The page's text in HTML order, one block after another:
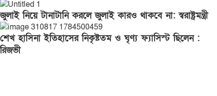
জুলাই নিয়ে টানাটানি করলে জুলাই কারও থাকবে না: স্বরাষ্ট্রমন্ত্রী
শেখ হাসিনা ইতিহাসের নিকৃষ্টতম ও ঘৃণ্য ফ্যাসিস্ট ছিলেন :
রিজভী